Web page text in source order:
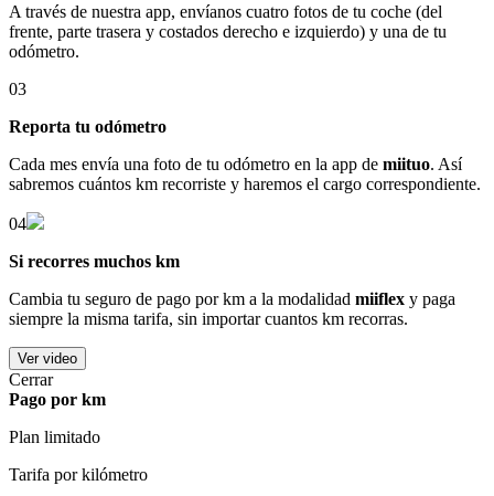
A través de nuestra app, envíanos cuatro fotos de tu coche (del
frente, parte trasera y costados derecho e izquierdo) y una de tu
odómetro.
03
Reporta tu odómetro
Cada mes envía una foto de tu odómetro en la app de miituo. Así
sabremos cuántos km recorriste y haremos el cargo correspondiente.
04
Si recorres muchos km
Cambia tu seguro de pago por km a la modalidad miiflex y paga
siempre la misma tarifa, sin importar cuantos km recorras.
Ver video
Cerrar
Pago por km
Plan limitado
Tarifa por kilómetro